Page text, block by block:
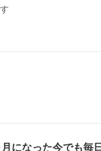
になった今でも毎